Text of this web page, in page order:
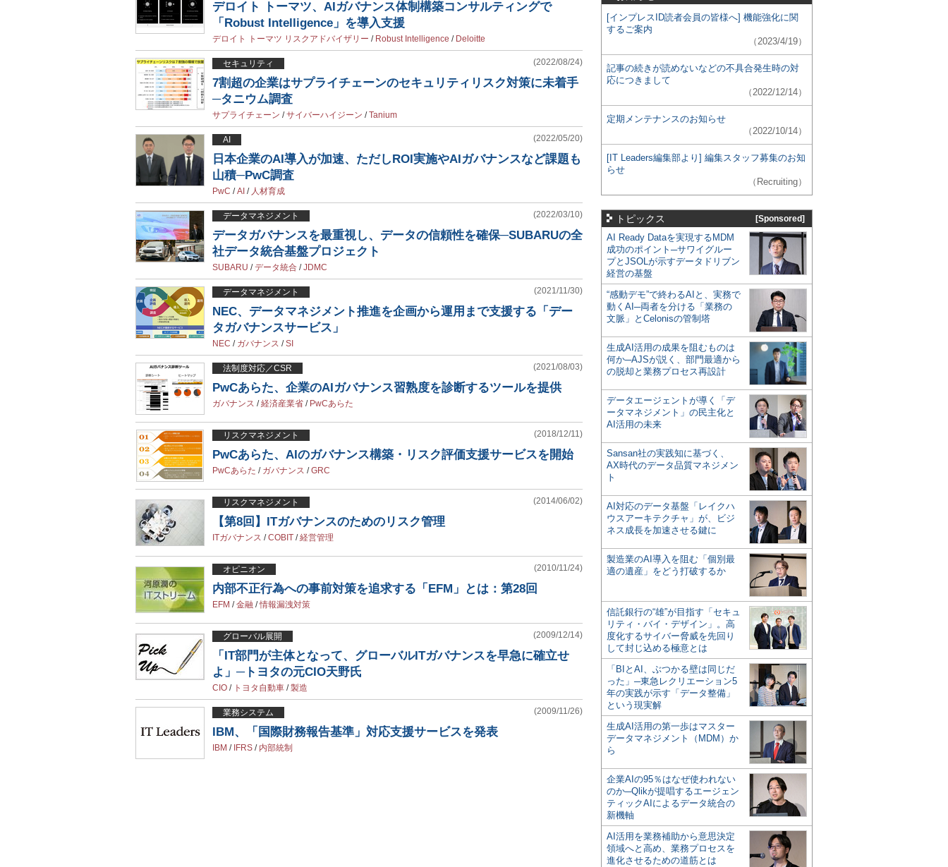
デロイト トーマツ、AIガバナンス体制構築コンサルティングで
「Robust Intelligence」を導入支援
デロイト トーマツ リスクアドバイザリー / Robust Intelligence / Deloitte
セキュリティ (2022/08/24)
7割超の企業はサプライチェーンのセキュリティリスク対策に未着手
─タニウム調査
サプライチェーン /サイバーハイジーン /Tanium
AI (2022/05/20)
日本企業のAI導入が加速、ただしROI実施やAIガバナンスなど課題も
山積─PwC調査
PwC /AI / 人材育成
データマネジメント (2022/03/10)
データガバナンスを最重視し、データの信頼性を確保─SUBARUの全
社データ統合基盤プロジェクト
SUBARU /データ統合 /JDMC
データマネジメント (2021/11/30)
NEC、データマネジメント推進を企画から運用まで支援する「デー
タガバナンスサービス」
NEC / ガバナンス /SI
法制度対応／CSR (2021/08/03)
PwCあらた、企業のAIガバナンス習熟度を診断するツールを提供
ガバナンス /経済産業省 / PwCあらた
リスクマネジメント (2018/12/11)
PwCあらた、AIのガバナンス構築・リスク評価支援サービスを開始
PwCあらた / ガバナンス /GRC
リスクマネジメント (2014/06/02)
【第8回】ITガバナンスのためのリスク管理
ITガバナンス /COBIT /経営管理
オピニオン (2010/11/24)
内部不正行為への事前対策を追求する「EFM」とは：第28回
EFM /金融 /情報漏洩対策
グローバル展開 (2009/12/14)
「IT部門が主体となって、グローバルITガバナンスを早急に確立せ
よ」─トヨタの元CIO天野氏
CIO / トヨタ自動車 /製造
業務システム (2009/11/26)
IBM、「国際財務報告基準」対応支援サービスを発表
IBM / IFRS / 内部統制
[インプレスID読者会員の皆様へ] 機能強化に関
するご案内
（2023/4/19）
記事の続きが読めないなどの不具合発生時の対
応につきまして
（2022/12/14）
定期メンテナンスのお知らせ
（2022/10/14）
[IT Leaders編集部より] 編集スタッフ募集のお知
らせ
（Recruiting）
トピックス [Sponsored]
AI Ready Dataを実現するMDM
成功のポイント─サワイグルー
プとJSOLが示すデータドリブン
経営の基盤
“感動デモ”で終わるAIと、実務で
動くAI─両者を分ける「業務の
文脈」とCelonisの管制塔
生成AI活用の成果を阻むものは
何か─AJSが説く、部門最適から
の脱却と業務プロセス再設計
データエージェントが導く「デ
ータマネジメント」の民主化と
AI活用の未来
Sansan社の実践知に基づく、
AX時代のデータ品質マネジメン
ト
AI対応のデータ基盤「レイクハ
ウスアーキテクチャ」が、ビジ
ネス成長を加速させる鍵に
製造業のAI導入を阻む「個別最
適の遺産」をどう打破するか
信託銀行の“雄”が目指す「セキュ
リティ・バイ・デザイン」。高
度化するサイバー脅威を先回り
して封じ込める極意とは
「BIとAI、ぶつかる壁は同じだ
った」─東急レクリエーション5
年の実践が示す「データ整備」
という現実解
生成AI活用の第一歩はマスター
データマネジメント（MDM）か
ら
企業AIの95％はなぜ使われない
のか─Qlikが提唱するエージェン
ティックAIによるデータ統合の
新機軸
AI活用を業務補助から意思決定
領域へと高め、業務プロセスを
進化させるための道筋とは